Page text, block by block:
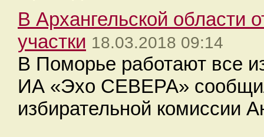
В Архангельской области
участки 18.03.2018 09:14
В Поморье работают все
ИА «Эхо СЕВЕРА»
избирательной комиссии